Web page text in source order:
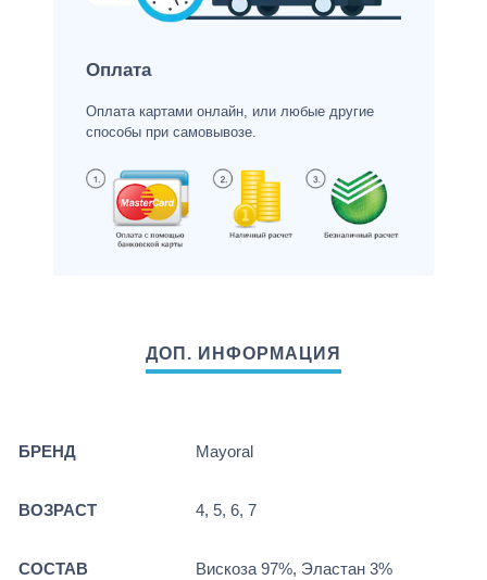
Оплата
Оплата картами онлайн, или любые другие
способы при самовывозе.
БРЕНД Mayoral
ВОЗРАСТ 4, 5, 6, 7
СОСТАВ Вискоза 97%, Эластан 3%